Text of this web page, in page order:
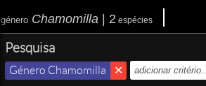
género Chamomilla | 2 espécies
Pesquisa
Género Chamomilla